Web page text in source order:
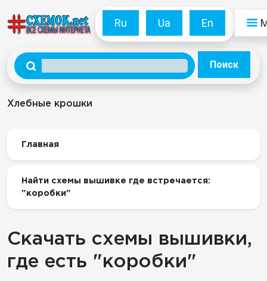
Ru Ua En
Поиск
Хлебные крошки
Главная
Найти схемы вышивке где встречается:
"коробки"
Скачать схемы вышивки,
где есть "коробки"